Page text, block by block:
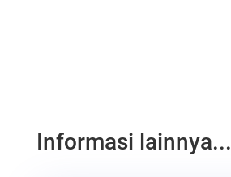
Informasi lainnya...